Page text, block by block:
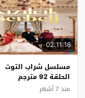
02:11:16
مسلسل شراب التوت
الحلقة 92 مترجم
منذ 7 أشهر